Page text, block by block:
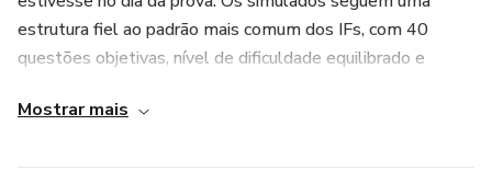
estrutura fiel ao padrão mais comum dos IFs, com 40
questões objetivas, nível de dificuldade equilibrado e
interpretação, agilidade e tomada de decisão —
Mostrar mais